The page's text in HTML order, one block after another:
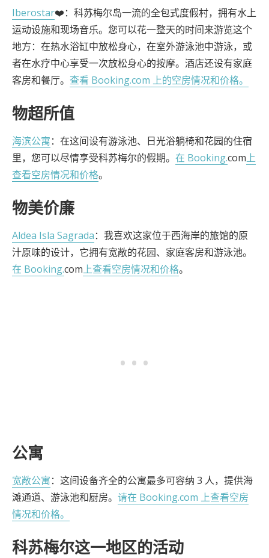
Iberostar❤️：科苏梅尔岛一流的全包式度假村，拥有水上
运动设施和现场音乐。您可以花一整天的时间来游览这个
地方：在热水浴缸中放松身心，在室外游泳池中游泳，或
者在水疗中心享受一次放松身心的按摩。酒店还设有家庭
客房和餐厅。 查看 Booking.com 上的空房情况和价格。
物超所值
海滨公寓：在这间设有游泳池、日光浴躺椅和花园的住宿
里，您可以尽情享受科苏梅尔的假期。 在 Booking.com上
查看空房情况和价格。
物美价廉
Aldea Isla Sagrada：我喜欢这家位于西海岸的旅馆的原
汁原味的设计，它拥有宽敞的花园、家庭客房和游泳池。
在 Booking.com上查看空房情况和价格。
公寓
宽敞公寓：这间设备齐全的公寓最多可容纳 3 人，提供海
滩通道、游泳池和厨房。 请在 Booking.com 上查看空房
情况和价格。
科苏梅尔这一地区的活动